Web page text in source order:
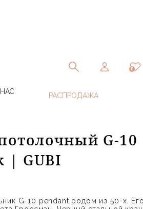
0
G-10
| GUBI
G-10 pendant родом из 50-х. Его